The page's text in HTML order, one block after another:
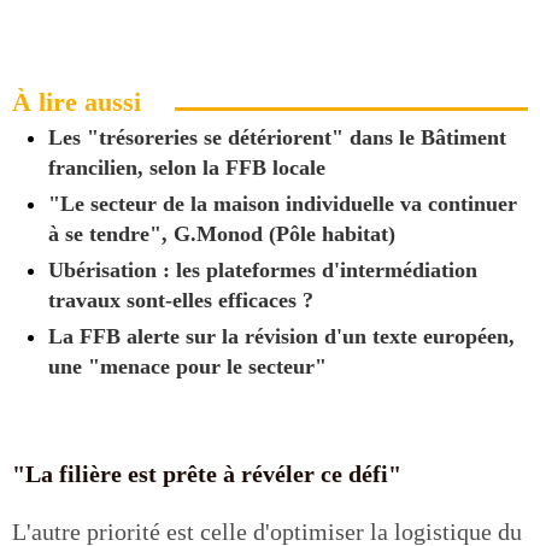
À lire aussi
Les "trésoreries se détériorent" dans le Bâtiment
francilien, selon la FFB locale
"Le secteur de la maison individuelle va continuer
à se tendre", G.Monod (Pôle habitat)
Ubérisation : les plateformes d'intermédiation
travaux sont-elles efficaces ?
La FFB alerte sur la révision d'un texte européen,
une "menace pour le secteur"
"La filière est prête à révéler ce défi"
L'autre priorité est celle d'optimiser la logistique du